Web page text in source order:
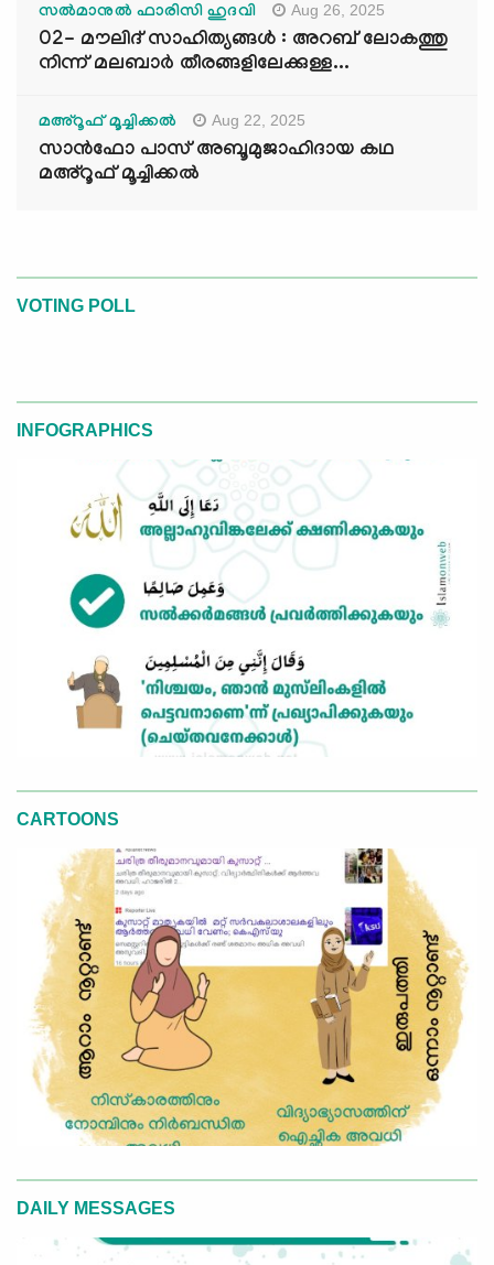
സൽമാനുൽ ഫാരിസി ഹുദവി Aug 26, 2025
02- മൗലിദ് സാഹിത്യങ്ങൾ : അറബ് ലോകത്തു
നിന്ന് മലബാർ തീരങ്ങളിലേക്കുള്ള...
മഅ്റൂഫ് മൂച്ചിക്കല്‍ Aug 22, 2025
സാൻഫോ പാസ് അബൂമുജാഹിദായ കഥ
മഅ്റൂഫ് മൂച്ചിക്കല്‍
VOTING POLL
INFOGRAPHICS
CARTOONS
DAILY MESSAGES